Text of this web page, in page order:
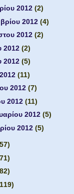
2012 (2)
2012 (4)
2012 (2)
2012 (2)
2012 (5)
(11)
2012 (7)
2012 (11)
2012 (5)
2012 (5)